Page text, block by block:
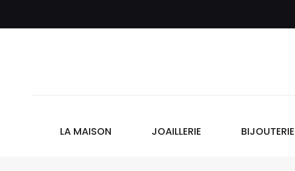
LA MAISON JOAILLERIE BIJOUTERIE